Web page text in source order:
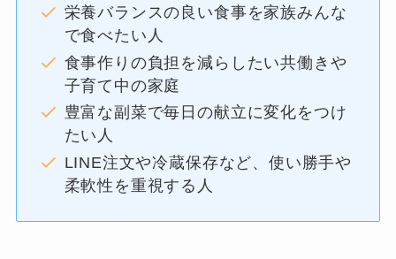
栄養バランスの良い食事を家族みんな
で食べたい人
食事作りの負担を減らしたい共働きや
子育て中の家庭
豊富な副菜で毎日の献立に変化をつけ
たい人
LINE注文や冷蔵保存など、使い勝手や
柔軟性を重視する人